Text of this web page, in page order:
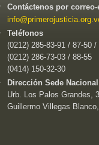
Contáctenos por
Teléfonos
(0212) 285-83-91 / 87-50 /
(0212) 286-73-03 / 88-55
(0414) 150-32-30
Dirección Sede
Urb. Los Palos Grandes,
Guillermo Villegas